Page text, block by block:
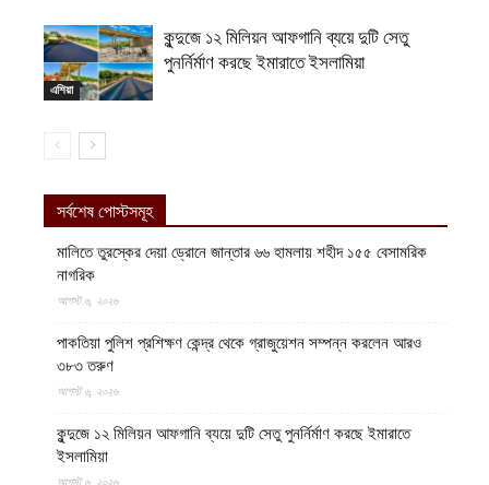
এশিয়া
কুন্দুজে ১২ মিলিয়ন আফগানি ব্যয়ে দুটি সেতু
পুনর্নির্মাণ করছে ইমারাতে ইসলামিয়া
সর্বশেষ পোস্টসমূহ
মালিতে তুরস্কের দেয়া ড্রোনে জান্তার ৬৬ হামলায় শহীদ ১৫৫ বেসামরিক
নাগরিক
আগস্ট ৬, ২০২৬
পাকতিয়া পুলিশ প্রশিক্ষণ কেন্দ্র থেকে গ্রাজুয়েশন সম্পন্ন করলেন আরও
৩৮৩ তরুণ
আগস্ট ৬, ২০২৬
কুন্দুজে ১২ মিলিয়ন আফগানি ব্যয়ে দুটি সেতু পুনর্নির্মাণ করছে ইমারাতে
ইসলামিয়া
আগস্ট ৬, ২০২৬